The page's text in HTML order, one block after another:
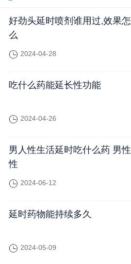
好劲头延时喷剂谁用过,效果怎
么
2024-04-28
吃什么药能延长性功能
2024-04-26
男人性生活延时吃什么药 男性
性
2024-06-12
延时药物能持续多久
2024-05-09